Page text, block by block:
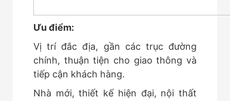
Ưu điểm:
Vị trí đắc địa, gần các trục đường
chính, thuận tiện cho giao thông và
tiếp cận khách hàng.
Nhà mới, thiết kế hiện đại, nội thất